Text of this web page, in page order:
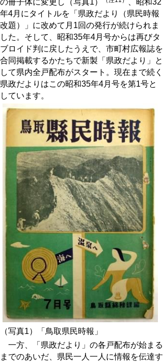
の冊子体に変更し（写真1）
、昭和32
年4月にタイトルを「県政だより（県民時報
改題）」に改めて月1回の発行が続けられま
した。そして、昭和35年4月号からは再びタ
ブロイド判に戻したうえで、市町村広報誌を
合同掲載するかたちで新製「県政だより」と
して県内全戸配布がスタート。現在まで続く
県政だよりはこの昭和35年4月号を第1号と
しています。
（写真1）「鳥取県民時報」
一方、「県政だより」の各戸配布が始まる
までのあいだ、県民一人一人に情報を伝達す